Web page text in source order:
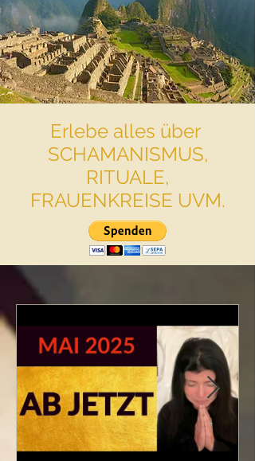
Erlebe alles über
SCHAMANISMUS,
RITUALE,
FRAUENKREISE UVM.